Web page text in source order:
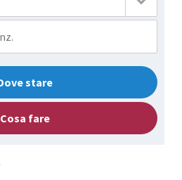
stare
Cosa fare